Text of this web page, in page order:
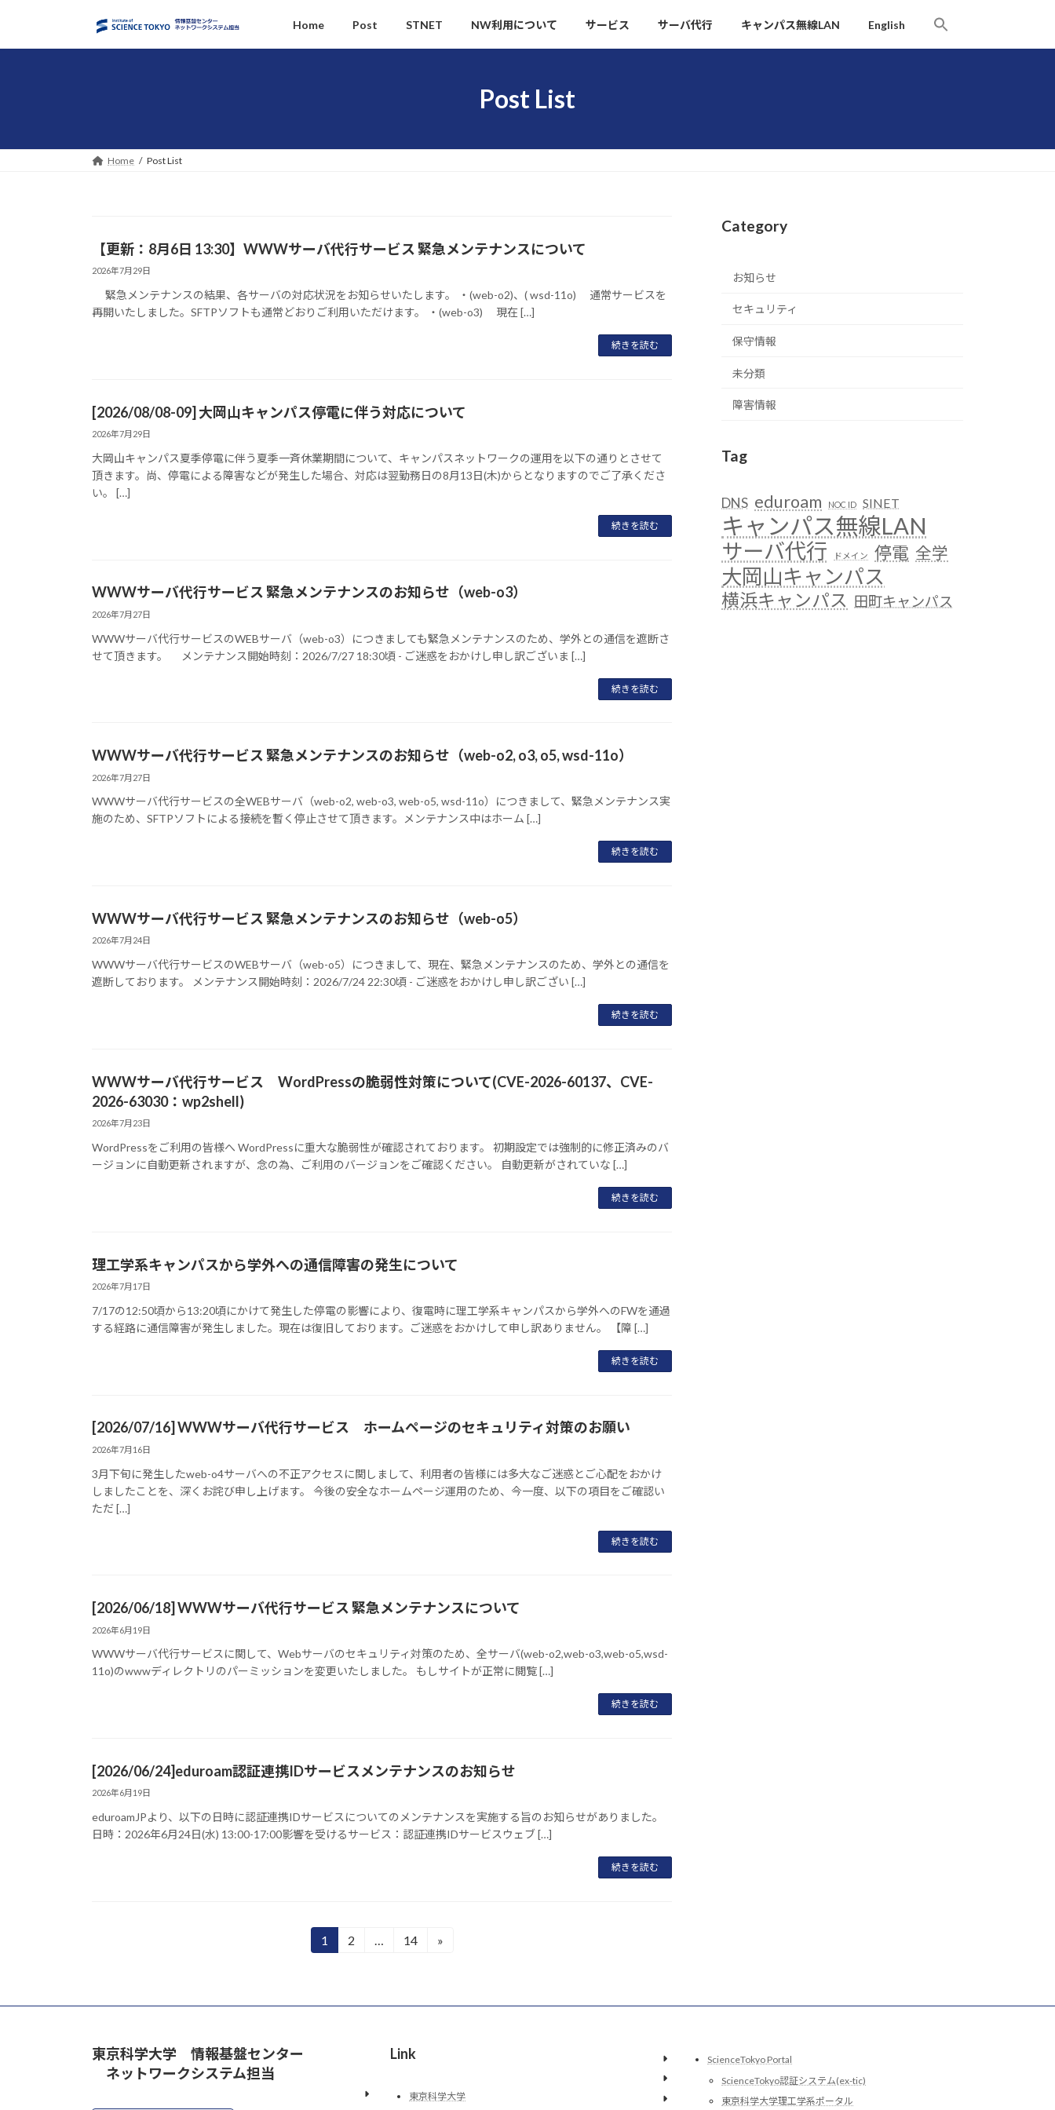
テ
ゲ
Home Post STNET NW利用について サービス サーバ代行 キャンパス無線LAN English
Post List
Home Post List
【更新：8月6日 13:30】WWWサーバ代行サービス 緊急メンテナンスについて
2026年7月29日
緊急メンテナンスの結果、各サーバの対応状況をお知らせいたします。 ・(web-o2)、( wsd-11o) 通常サービスを
再開いたしました。SFTPソフトも通常どおりご利用いただけます。 ・(web-o3) 現在 […]
続きを読む
[2026/08/08-09] 大岡山キャンパス停電に伴う対応について
2026年7月29日
大岡山キャンパス夏季停電に伴う夏季一斉休業期間について、キャンパスネットワークの運用を以下の通りとさせて
頂きます。尚、停電による障害などが発生した場合、対応は翌勤務日の8月13日(木)からとなりますのでご了承くださ
い。 […]
続きを読む
WWWサーバ代行サービス 緊急メンテナンスのお知らせ（web-o3）
2026年7月27日
WWWサーバ代行サービスのWEBサーバ（web-o3）につきましても緊急メンテナンスのため、学外との通信を遮断さ
せて頂きます。 メンテナンス開始時刻：2026/7/27 18:30頃 - ご迷惑をおかけし申し訳ございま […]
続きを読む
WWWサーバ代行サービス 緊急メンテナンスのお知らせ（web-o2, o3, o5, wsd-11o）
2026年7月27日
WWWサーバ代行サービスの全WEBサーバ（web-o2, web-o3, web-o5, wsd-11o）につきまして、緊急メンテナンス実
施のため、SFTPソフトによる接続を暫く停止させて頂きます。メンテナンス中はホーム […]
続きを読む
WWWサーバ代行サービス 緊急メンテナンスのお知らせ（web-o5）
2026年7月24日
WWWサーバ代行サービスのWEBサーバ（web-o5）につきまして、現在、緊急メンテナンスのため、学外との通信を
遮断しております。 メンテナンス開始時刻：2026/7/24 22:30頃 - ご迷惑をおかけし申し訳ござい […]
続きを読む
WWWサーバ代行サービス WordPressの脆弱性対策について(CVE-2026-60137、CVE-
2026-63030：wp2shell)
2026年7月23日
WordPressをご利用の皆様へ WordPressに重大な脆弱性が確認されております。 初期設定では強制的に修正済みのバ
ージョンに自動更新されますが、念の為、ご利用のバージョンをご確認ください。 自動更新がされていな […]
続きを読む
理工学系キャンパスから学外への通信障害の発生について
2026年7月17日
7/17の12:50頃から13:20頃にかけて発生した停電の影響により、復電時に理工学系キャンパスから学外へのFWを通過
する経路に通信障害が発生しました。現在は復旧しております。ご迷惑をおかけして申し訳ありません。 【障 […]
続きを読む
[2026/07/16] WWWサーバ代行サービス ホームページのセキュリティ対策のお願い
2026年7月16日
3月下旬に発生したweb-o4サーバへの不正アクセスに関しまして、利用者の皆様には多大なご迷惑とご心配をおかけ
しましたことを、深くお詫び申し上げます。 今後の安全なホームページ運用のため、今一度、以下の項目をご確認い
ただ […]
続きを読む
[2026/06/18] WWWサーバ代行サービス 緊急メンテナンスについて
2026年6月19日
WWWサーバ代行サービスに関して、Webサーバのセキュリティ対策のため、全サーバ(web-o2,web-o3,web-o5,wsd-
11o)のwwwディレクトリのパーミッションを変更いたしました。 もしサイトが正常に閲覧 […]
続きを読む
[2026/06/24]eduroam認証連携IDサービスメンテナンスのお知らせ
2026年6月19日
eduroamJPより、以下の日時に認証連携IDサービスについてのメンテナンスを実施する旨のお知らせがありました。
日時：2026年6月24日(水) 13:00-17:00影響を受けるサービス：認証連携IDサービスウェブ […]
続きを読む
の
ー
固
1
固
2 …
固
14 »
Category
お知らせ
セキュリティ
保守情報
未分類
障害情報
Tag
DNS eduroam NOC ID SINET
キャンパス無線LAN
サーバ代行 ドメイン 停電 全学
大岡山キャンパス
横浜キャンパス 田町キャンパス
東京科学大学 情報基盤センター
ネットワークシステム担当
Link
東京科学大学
ScienceTokyo Portal
ScienceTokyo認証システム(ex-tic)
東京科学大学理工学系ポータル